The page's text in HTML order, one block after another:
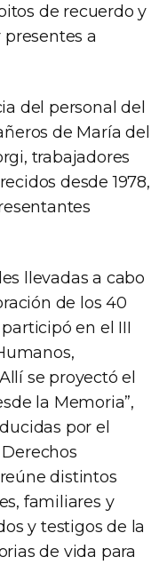
de recuerdo y
a
del personal del
de María del
trabajadores
desde 1978,
llevadas a cabo
de los 40
en el III
se proyectó el
la Memoria”,
por el
distintos
familiares y
y testigos de la
de vida para